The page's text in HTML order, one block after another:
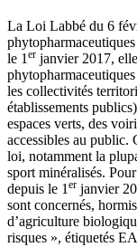
La Loi Labbé du 6
le 1 er janvier 2017,
les collectivités
établissements
espaces verts, des
accessibles au public.
loi, notamment la
sport minéralisés.
depuis le 1 er janvier
sont concernés,
d’agriculture
risques », étiquetés